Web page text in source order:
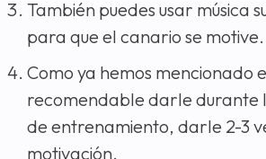
También puedes usar música
para que el canario se motive.
Como ya hemos mencionado
recomendable darle durante
de entrenamiento, darle 2-3
motivación.